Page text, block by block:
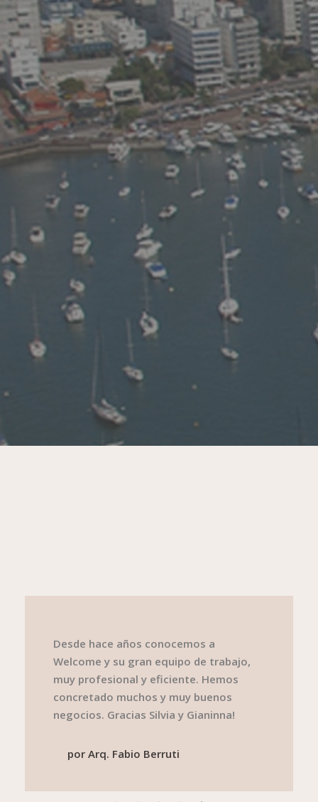
En la Inmobiliaria Welcome encontré un
equipo muy profesional, dedicado y que
rápidamente resolvió mis necesidades
tanto al enfrentarme a la compra, venta
o alquiler de una propiedad.